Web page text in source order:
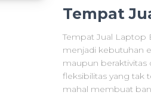
Tempat
Tempat Jual Laptop
menjadi kebutuhan
maupun beraktivitas
fleksibilitas yang tak
mahal membuat